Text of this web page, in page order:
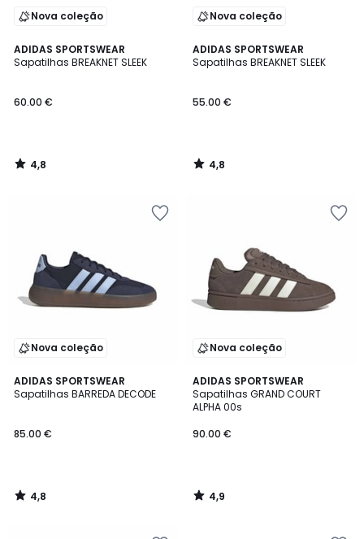
Nova coleção
ADIDAS SPORTSWEAR
Sapatilhas BREAKNET SLEEK
60.00 €
4,8
/ 5
4,8
/
Nova coleção
ADIDAS SPORTSWEAR
Sapatilhas BREAKNET SLEEK
55.00 €
4,8
/ 5
4,8
/
Nova coleção
ADIDAS SPORTSWEAR
Sapatilhas BARREDA DECODE
85.00 €
4,8
/ 5
4,8
/
Nova coleção
ADIDAS SPORTSWEAR
Sapatilhas GRAND COURT
ALPHA 00s
90.00 €
4,9
/ 5
4,9
/